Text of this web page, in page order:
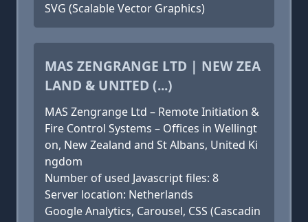
SVG (Scalable Vector Graphics)
MAS ZENGRANGE LTD | NEW ZEA
LAND & UNITED (...)
MAS Zengrange Ltd – Remote Initiation &
Fire Control Systems – Offices in Wellingt
on, New Zealand and St Albans, United Ki
ngdom
Number of used Javascript files: 8
Server location: Netherlands
Google Analytics, Carousel, CSS (Cascadin